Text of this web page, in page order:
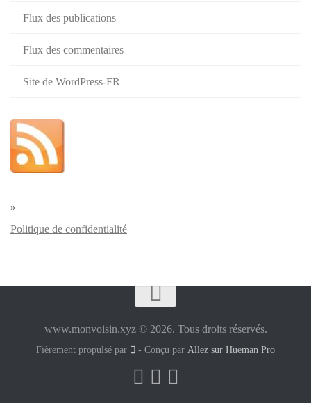
Flux des publications
Flux des commentaires
Site de WordPress-FR
»
Politique de confidentialité
www.monvoisin.xyz © 2026. Tous droits réservés.
Fièrement propulsé par - Conçu par Allez sur Hueman Pro